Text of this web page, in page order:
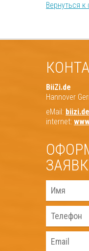
Вернуться к
BiiZi.de
Hannover
eMail:
internet: